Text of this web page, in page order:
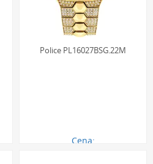
Police PL16027BSG.22M
Cena: